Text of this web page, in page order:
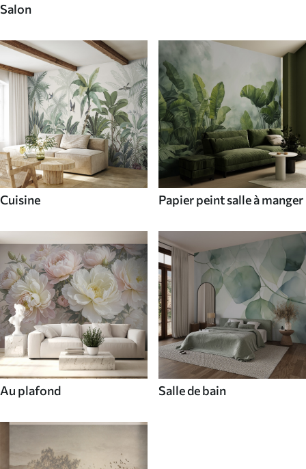
Salon
Cuisine Papier peint salle à manger
Au plafond Salle de bain